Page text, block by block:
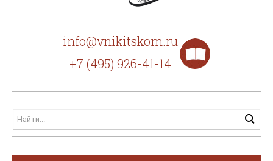
info@vnikitskom.ru
+7 (495) 926-41-14